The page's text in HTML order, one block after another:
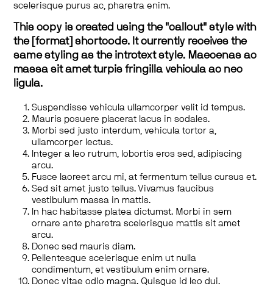
scelerisque purus ac, pharetra enim.
This copy is created using the "callout" style with
the [format] shortcode. It currently receives the
same styling as the introtext style. Maecenas ac
massa sit amet turpis fringilla vehicula ac nec
ligula.
Suspendisse vehicula ullamcorper velit id tempus.
Mauris posuere placerat lacus in sodales.
Morbi sed justo interdum, vehicula tortor a,
ullamcorper lectus.
Integer a leo rutrum, lobortis eros sed, adipiscing
arcu.
Fusce laoreet arcu mi, at fermentum tellus cursus et.
Sed sit amet justo tellus. Vivamus faucibus
vestibulum massa in mattis.
In hac habitasse platea dictumst. Morbi in sem
ornare ante pharetra scelerisque mattis sit amet
arcu.
Donec sed mauris diam.
Pellentesque scelerisque enim ut nulla
condimentum, et vestibulum enim ornare.
Donec vitae odio magna. Quisque id leo dui.